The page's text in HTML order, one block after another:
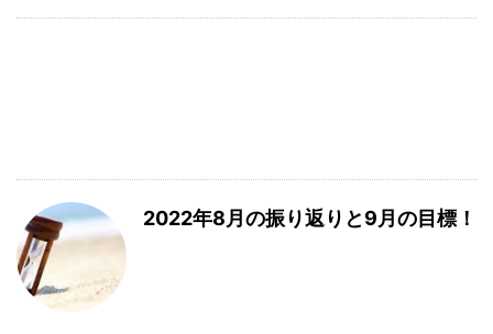
2022年8月の振り返りと9月の目標！